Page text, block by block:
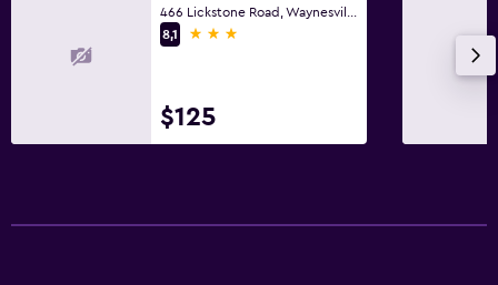
8,1
3 estrellas
$125